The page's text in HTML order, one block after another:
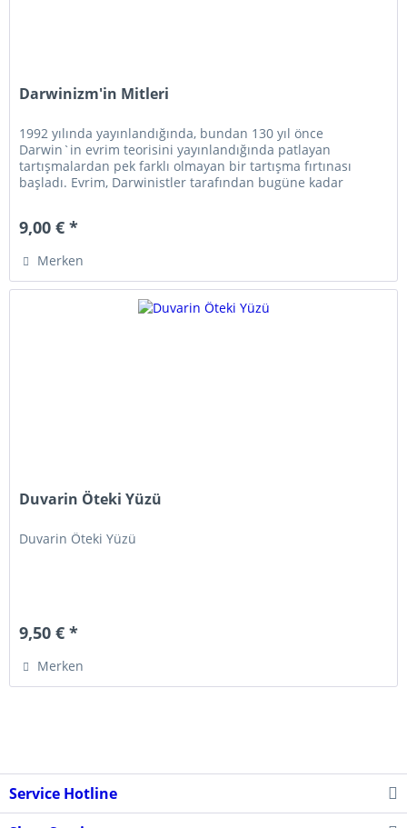
Darwinizm'in Mitleri
1992 yılında yayınlandığında, bundan 130 yıl önce
Darwin`in evrim teorisini yayınlandığında patlayan
tartışmalardan pek farklı olmayan bir tartışma fırtınası
başladı. Evrim, Darwinistler tarafından bugüne kadar
9,00 € *
Merken
Duvarin Öteki Yüzü
Duvarin Öteki Yüzü
9,50 € *
Merken
Service Hotline